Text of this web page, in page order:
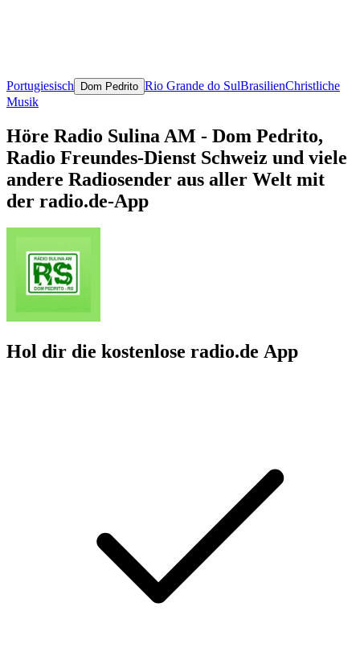
Portugiesisch Dom Pedrito Rio Grande do SulBrasilienChristliche
Musik
Höre Radio Sulina AM - Dom Pedrito,
Radio Freundes-Dienst Schweiz und viele
andere Radiosender aus aller Welt mit
der radio.de-App
Hol dir die kostenlose radio.de App